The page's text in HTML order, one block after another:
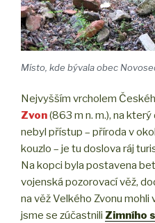
Místo, kde bývala obec
Nejvyšším vrcholem
Zvon(863 m n. m.), na
nebyl přístup – příroda v
kouzlo – je tu doslova ráj
Na kopci byla postavena
vojenská pozorovací věž,
na věž Velkého Zvonu
jsme se zúčastnili Zimního